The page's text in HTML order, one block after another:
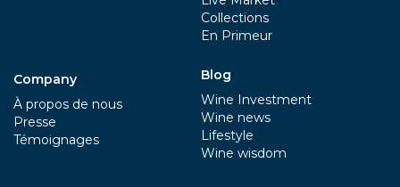
Company
À propos de nous
Presse
Témoignages
Collections
En Primeur
Blog
Wine Investment
Wine news
Lifestyle
Wine wisdom